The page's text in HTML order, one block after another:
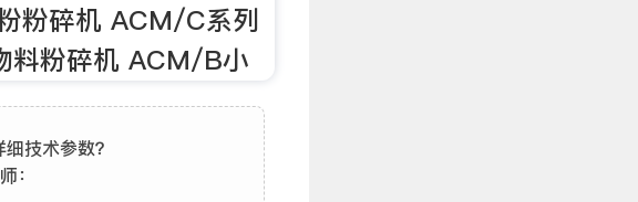
粉碎机 ACM/C系列
料粉碎机 ACM/B小
技术参数？
：